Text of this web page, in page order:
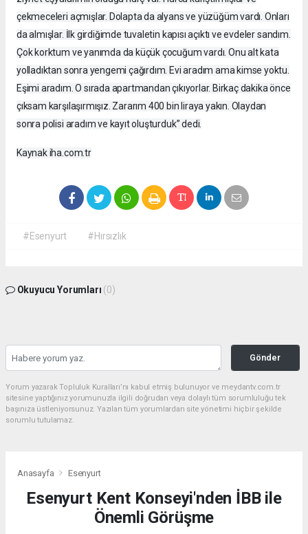
çekmeceleri açmışlar. Dolapta da alyans ve yüzüğüm vardı. Onları
da almışlar. İlk girdiğimde tuvaletin kapısı açıktı ve evdeler sandım.
Çok korktum ve yanımda da küçük çocuğum vardı. Onu alt kata
yolladıktan sonra yengemi çağırdım. Evi aradım ama kimse yoktu.
Eşimi aradım. O sırada apartmandan çıkıyorlar. Birkaç dakika önce
çıksam karşılaşırmışız. Zararım 400 bin liraya yakın. Olaydan
sonra polisi aradım ve kayıt oluşturduk” dedi.
Kaynak iha.com.tr
#Esenyurt #Hırsızlık
Okuyucu Yorumları (0)
Gönder
Yorum yazarak Topluluk Kuralları’nı kabul etmiş bulunuyor ve meydantv.com.tr
sitesine yaptığınız yorumunuzla ilgili doğrudan veya dolaylı tüm sorumluluğu tek
başınıza üstleniyorsunuz. Yazılan tüm yorumlardan site yönetimi hiçbir şekilde
sorumlu tutulamaz.
Anasayfa Esenyurt
Esenyurt Kent Konseyi'nden İBB ile
Önemli Görüşme